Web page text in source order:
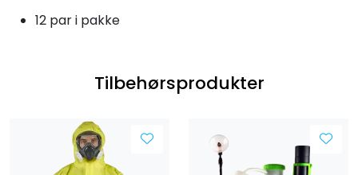
12 par i pakke
Tilbehørsprodukter